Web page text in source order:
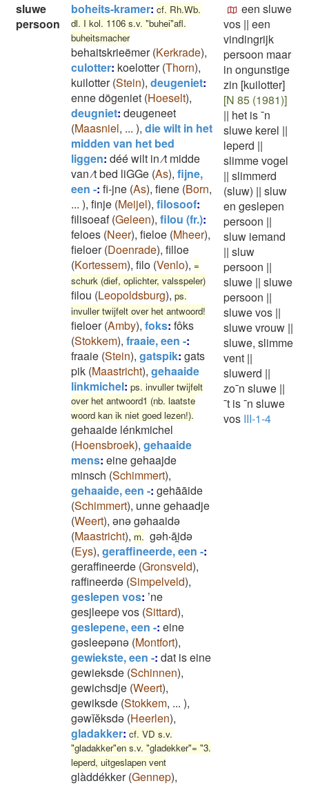
sluwe
persoon
boheits-kramer: cf. Rh.Wb.
dl. I kol. 1106 s.v. "buhei"afl.
buheitsmacher
behaitskrieëmer(Kerkrade),
culotter: koelotter(Thorn),
kuilotter(Stein), deugeniet:
enne dögeniet (Hoeselt),
deugniet: deugeneet
(Maasniel, ... ), die wilt in het
midden van het bed
liggen: déé wilt in ⁄t midde
van ⁄t bed liGGe (As), fijne,
een -: fi-jne (As), fiene (Born,
... ), finje (Meijel), filosoof:
filisoeaf(Geleen), filou (fr.):
feloes (Neer), fieloe (Mheer),
fieloer(Doenrade), filloe
(Kortessem), filo (Venlo), =
schurk (dief, oplichter, valsspeler)
filou (Leopoldsburg), ps.
invuller twijfelt over het antwoord!
fieloer(Amby), foks: fôks
(Stokkem), fraaie, een -:
fraaie (Stein), gatspik: gats
pik (Maastricht), gehaaide
linkmichel: ps. invuller twijfelt
over het antwoord1 (nb. laatste
woord kan ik niet goed lezen!).
gehaaide lénkmichel
(Hoensbroek), gehaaide
mens: eine gehaajde
minsch (Schimmert),
gehaaide, een -: gehāāide
(Schimmert), unne gehaadje
(Weert), ənə gəhaaidə
(Maastricht), m. gəh‧āi̯də
(Eys), geraffineerde, een -:
geraffineerde (Gronsveld),
raffineerdə (Simpelveld),
geslepen vos: ’ne
gesjleepe vos (Sittard),
geslepene, een -: eine
gəsleepənə (Montfort),
gewiekste, een -: dat is eine
gewieksde (Schinnen),
gewichsdje (Weert),
gewiksde (Stokkem, ... ),
gəwĭĕksdə (Heerlen),
gladakker: cf. VD s.v.
"gladakker"en s.v. "gladekker"= "3.
leperd, uitgeslapen vent
glàddékker(Gennep),
een sluwe
vos || een
vindingrijk
persoon maar
in ongunstige
zin [kuilotter]
[N 85 (1981)]
|| het is ¯n
sluwe kerel ||
leperd ||
slimme vogel
|| slimmerd
(sluw) || sluw
en geslepen
persoon ||
sluw iemand
|| sluw
persoon ||
sluwe || sluwe
persoon ||
sluwe vos ||
sluwe vrouw ||
sluwe, slimme
vent ||
sluwerd ||
zo¯n sluwe ||
¯t is ¯n sluwe
vos III-1-4